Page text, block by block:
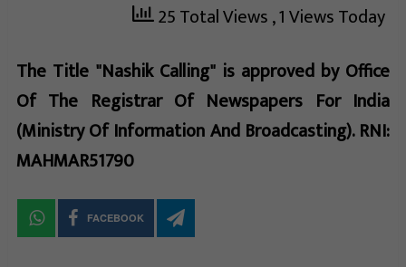
25 Total Views, 1 Views Today
The Title "Nashik Calling" is approved by Office
Of The Registrar Of Newspapers For India
(Ministry Of Information And Broadcasting). RNI:
MAHMAR51790
FACEBOOK